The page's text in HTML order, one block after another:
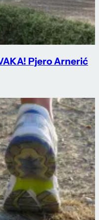
Pjero Arnerić